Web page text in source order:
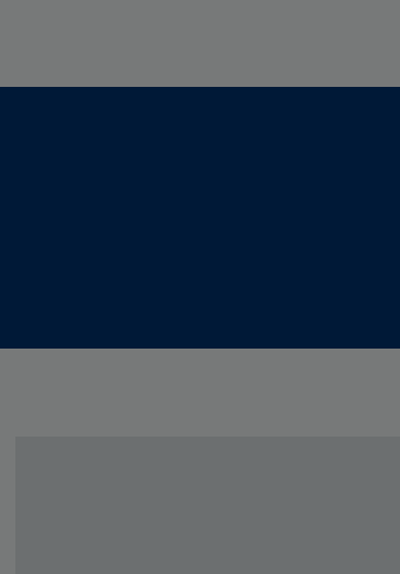
Secondary